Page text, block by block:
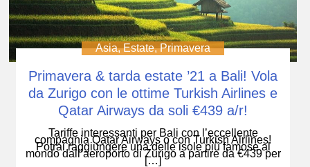
Asia,Estate,Primavera
Primavera & tarda estate ’21 a Bali! Vola
da Zurigo con le ottime Turkish Airlines e
Qatar Airways da soli €439 a/r!
Tariffe interessanti per Bali con l’eccellente
compagnia Qatar Airways o con Turkish Airlines!
Potrai raggiungere una delle isole più famose al
mondo dall’aeroporto di Zurigo a partire da €439 per
[…]